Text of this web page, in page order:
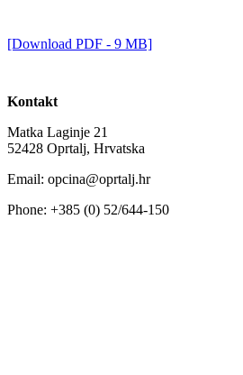
[Download PDF - 9 MB]
Kontakt
Matka Laginje 21
52428 Oprtalj, Hrvatska
Email: opcina@oprtalj.hr
Phone: +385 (0) 52/644-150